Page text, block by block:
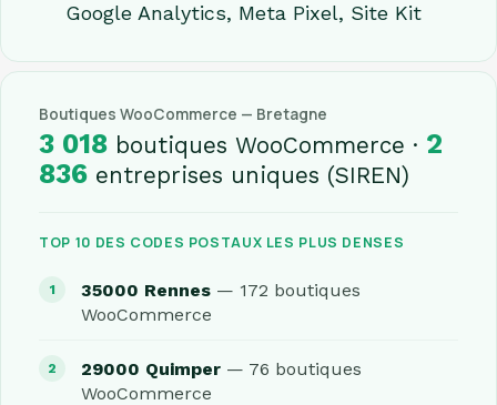
Google Analytics, Meta Pixel, Site Kit
Boutiques WooCommerce — Bretagne
3 018 boutiques WooCommerce · 2
836 entreprises uniques (SIREN)
TOP 10 DES CODES POSTAUX LES PLUS DENSES
35000 Rennes — 172 boutiques
WooCommerce
29000 Quimper — 76 boutiques
WooCommerce